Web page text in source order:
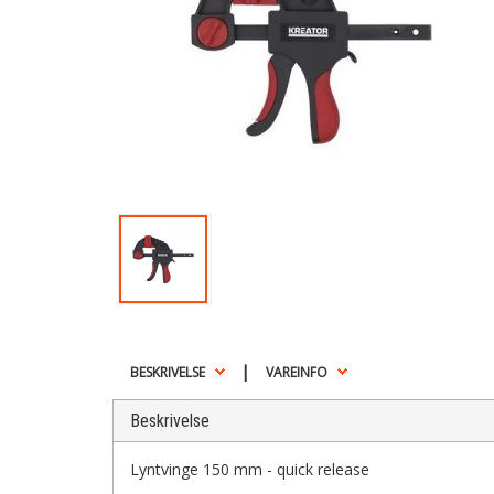
BESKRIVELSE | VAREINFO
Beskrivelse
Lyntvinge 150 mm - quick release